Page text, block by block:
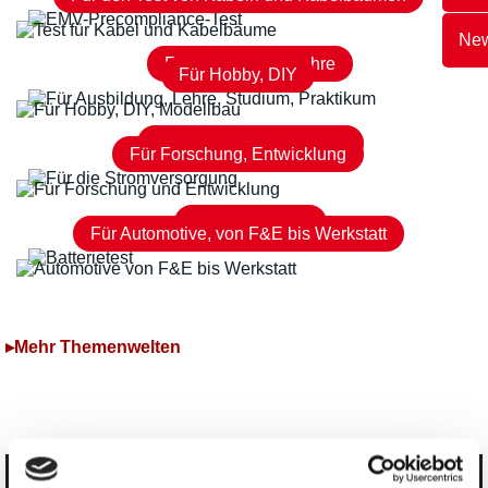
Für Ausbildung, Lehre
Für Hobby, DIY
Für die Stromversorgung
Für Forschung, Entwicklung
Für Batterietest
Für Automotive, von F&E bis Werkstatt
▸Mehr Themenwelten